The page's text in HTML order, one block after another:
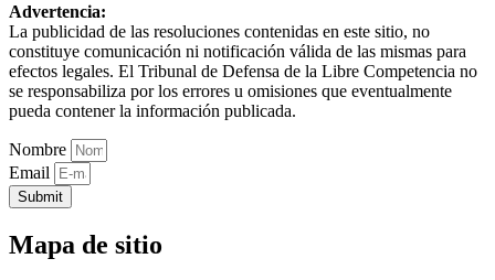
Advertencia:
La publicidad de las resoluciones contenidas en este sitio, no
constituye comunicación ni notificación válida de las mismas para
efectos legales. El Tribunal de Defensa de la Libre Competencia no
se responsabiliza por los errores u omisiones que eventualmente
pueda contener la información publicada.
Nombre
Email
Submit
Mapa de sitio